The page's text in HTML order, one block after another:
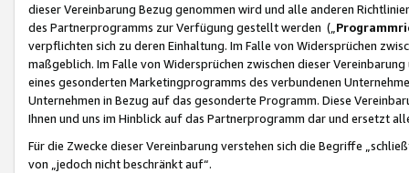
dieser Vereinbarung Bezug genommen wird und alle anderen
des Partnerprogramms zur Verfügung gestellt werden („
verpflichten sich zu deren Einhaltung. Im Falle von Widersprüchen
maßgeblich. Im Falle von Widersprüchen zwischen dieser
eines gesonderten Marketingprogramms des verbundenen
Unternehmen in Bezug auf das gesonderte Programm. Diese
Ihnen und uns im Hinblick auf das Partnerprogramm dar und ersetzt
Für die Zwecke dieser Vereinbarung verstehen sich die Begriffe
von „jedoch nicht beschränkt auf“.